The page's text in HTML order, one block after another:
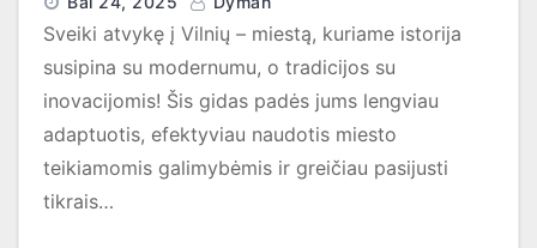
Sveiki atvykę į Vilnių – miestą, kuriame istorija
susipina su modernumu, o tradicijos su
inovacijomis! Šis gidas padės jums lengviau
adaptuotis, efektyviau naudotis miesto
teikiamomis galimybėmis ir greičiau pasijusti
tikrais…